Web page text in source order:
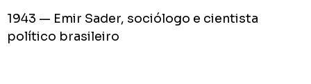
1943 — Emir Sader, sociólogo e cientista
político brasileiro